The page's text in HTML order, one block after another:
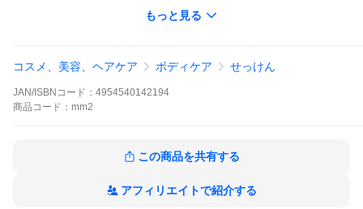
ラベンダー
モミ
グレープフルーツ
もっと見る
コスメ、美容、ヘアケア ボディケア せっけん
JAN/ISBNコード： 4954540142194
商品 コード： mm2
この商品を共有する
アフィリエイトで紹介する